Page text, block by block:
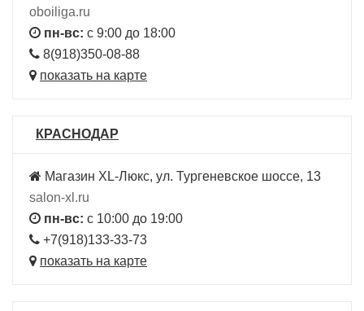
oboiliga.ru
пн-вс: с 9:00 до 18:00
8(918)350-08-88
показать на карте
КРАСНОДАР
Магазин XL-Люкс, ул. Тургеневское шоссе, 13
salon-xl.ru
пн-вс: с 10:00 до 19:00
+7(918)133-33-73
показать на карте